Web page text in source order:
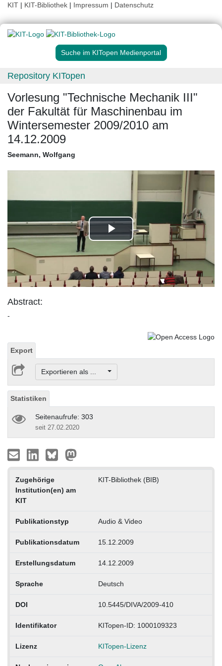
KIT | KIT-Bibliothek | Impressum | Datenschutz
Suche im KITopen Medienportal
Repository KITopen
Vorlesung "Technische Mechanik III"
der Fakultät für Maschinenbau im
Wintersemester 2009/2010 am
14.12.2009
Seemann, Wolfgang
Play
Video
Abstract:
-
Export
Exportieren als ...
Statistiken
Seitenaufrufe: 303
seit 27.02.2020
Zugehörige
Institution(en) am
KIT
KIT-Bibliothek (BIB)
Publikationstyp Audio & Video
Publikationsdatum 15.12.2009
Erstellungsdatum 14.12.2009
Sprache Deutsch
DOI 10.5445/DIVA/2009-410
Identifikator KITopen-ID: 1000109323
Lizenz KITopen-Lizenz